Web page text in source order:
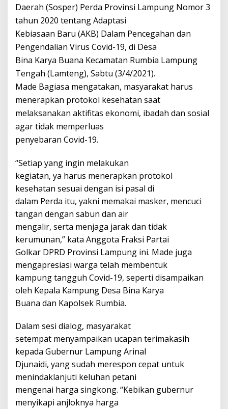
Daerah (Sosper) Perda Provinsi Lampung Nomor 3
tahun 2020 tentang Adaptasi
Kebiasaan Baru (AKB) Dalam Pencegahan dan
Pengendalian Virus Covid-19, di Desa
Bina Karya Buana Kecamatan Rumbia Lampung
Tengah (Lamteng), Sabtu (3/4/2021).
Made Bagiasa mengatakan, masyarakat harus
menerapkan protokol kesehatan saat
melaksanakan aktifitas ekonomi, ibadah dan sosial
agar tidak memperluas
penyebaran Covid-19.
“Setiap yang ingin melakukan
kegiatan, ya harus menerapkan protokol
kesehatan sesuai dengan isi pasal di
dalam Perda itu, yakni memakai masker, mencuci
tangan dengan sabun dan air
mengalir, serta menjaga jarak dan tidak
kerumunan,” kata Anggota Fraksi Partai
Golkar DPRD Provinsi Lampung ini. Made juga
mengapresiasi warga telah membentuk
kampung tangguh Covid-19, seperti disampaikan
oleh Kepala Kampung Desa Bina Karya
Buana dan Kapolsek Rumbia.
Dalam sesi dialog, masyarakat
setempat menyampaikan ucapan terimakasih
kepada Gubernur Lampung Arinal
Djunaidi, yang sudah merespon cepat untuk
menindaklanjuti keluhan petani
mengenai harga singkong. “Kebikan gubernur
menyikapi anjloknya harga